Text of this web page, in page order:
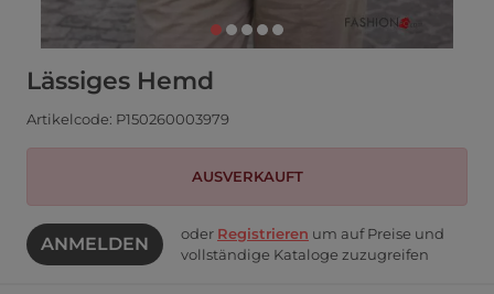
Lässiges Hemd
Artikelcode: P150260003979
AUSVERKAUFT
ANMELDEN oder Registrieren um auf Preise und
vollständige Kataloge zuzugreifen